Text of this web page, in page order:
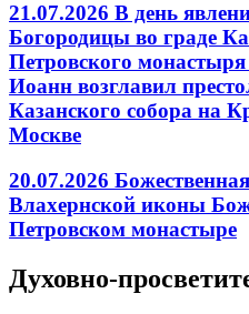
21.07.2026 В день
Богородицы во граде
Петровского
Иоанн возглавил
Казанского собора на
Москве
20.07.2026
Влахернской иконы
Петровском монастыре
Духовно-